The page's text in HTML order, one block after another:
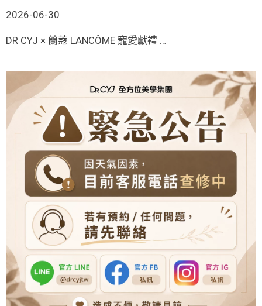
2026-06-30
DR CYJ × 蘭蔻 LANCÔME 寵愛獻禮 …